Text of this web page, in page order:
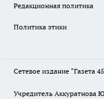
Редакционная политика
Политика этики
Сетевое издание "Газета
Учредитель Аккуратнова